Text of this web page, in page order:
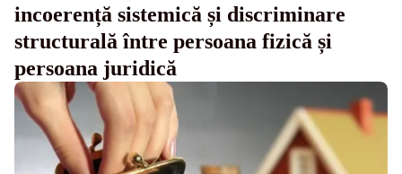
incoerență sistemică și discriminare
structurală între persoana fizică și
persoana juridică